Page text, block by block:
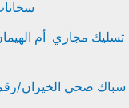
سباك صحي الخيران/رقم فني صحي /